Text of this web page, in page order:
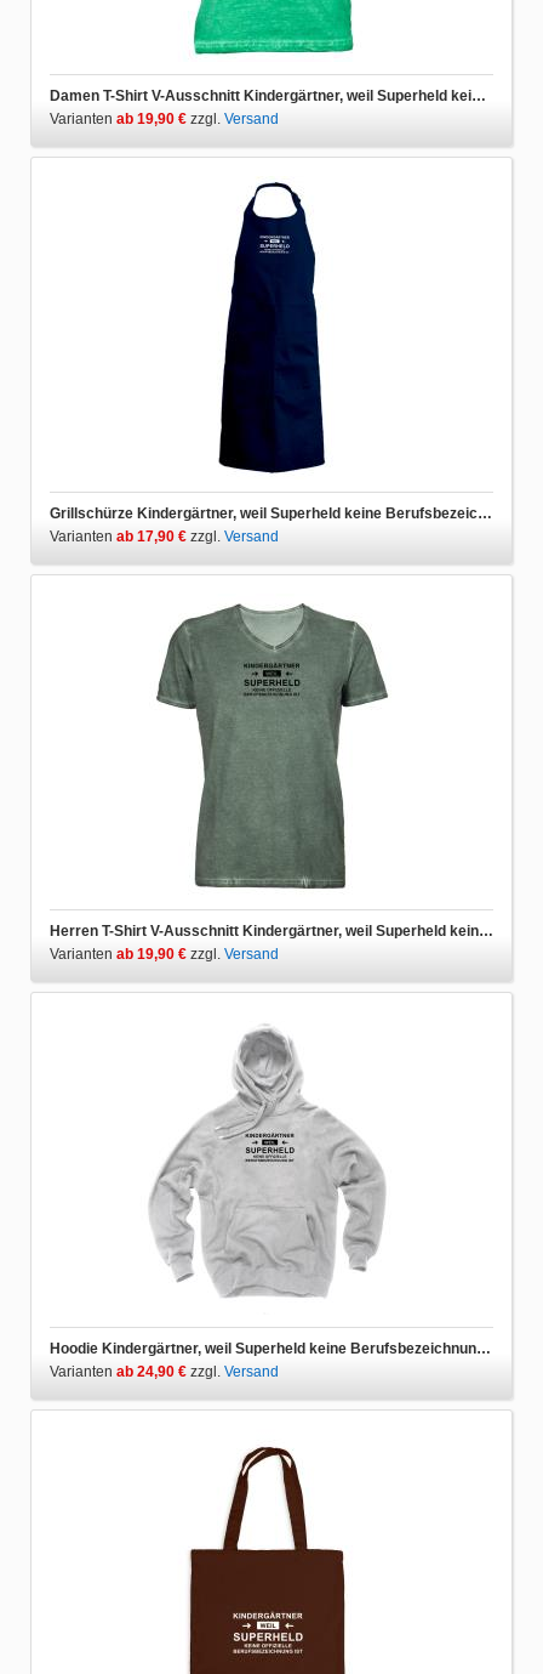
Damen T-Shirt V-Ausschnitt Kindergärtner, weil Superheld keine Berufsbezeichnung ist
Varianten ab 19,90 € zzgl. Versand
Grillschürze Kindergärtner, weil Superheld keine Berufsbezeichnung ist
Varianten ab 17,90 € zzgl. Versand
Herren T-Shirt V-Ausschnitt Kindergärtner, weil Superheld keine Berufsbezeichnung ist
Varianten ab 19,90 € zzgl. Versand
Hoodie Kindergärtner, weil Superheld keine Berufsbezeichnung ist
Varianten ab 24,90 € zzgl. Versand